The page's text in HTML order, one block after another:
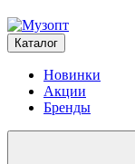
Каталог
Новинки
Акции
Бренды